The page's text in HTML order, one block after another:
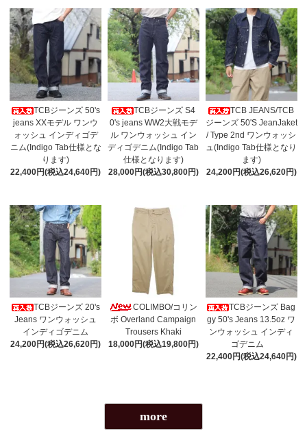
TCBジーンズ 50's
jeans XXモデル ワンウ
ォッシュ インディゴデ
ニム(Indigo Tab仕様とな
ります)
22,400円(税込24,640円)
TCBジーンズ S4
0's jeans WW2大戦モデ
ル ワンウォッシュ イン
ディゴデニム(Indigo Tab
仕様となります)
28,000円(税込30,800円)
TCB JEANS/TCB
ジーンズ 50'S JeanJaket
/ Type 2nd ワンウォッシ
ュ(Indigo Tab仕様となり
ます)
24,200円(税込26,620円)
TCBジーンズ 20's
Jeans ワンウォッシュ
インディゴデニム
24,200円(税込26,620円)
COLIMBO/コリン
ボ Overland Campaign
Trousers Khaki
18,000円(税込19,800円)
TCBジーンズ Bag
gy 50's Jeans 13.5oz ワ
ンウォッシュ インディ
ゴデニム
22,400円(税込24,640円)
more